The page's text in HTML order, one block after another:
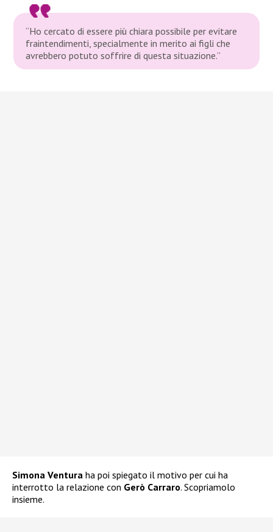
“Ho cercato di essere più chiara possibile per evitare
fraintendimenti, specialmente in merito ai figli che
avrebbero potuto soffrire di questa situazione.”
Simona Ventura ha poi spiegato il motivo per cui ha
interrotto la relazione con Gerò Carraro. Scopriamolo
insieme.